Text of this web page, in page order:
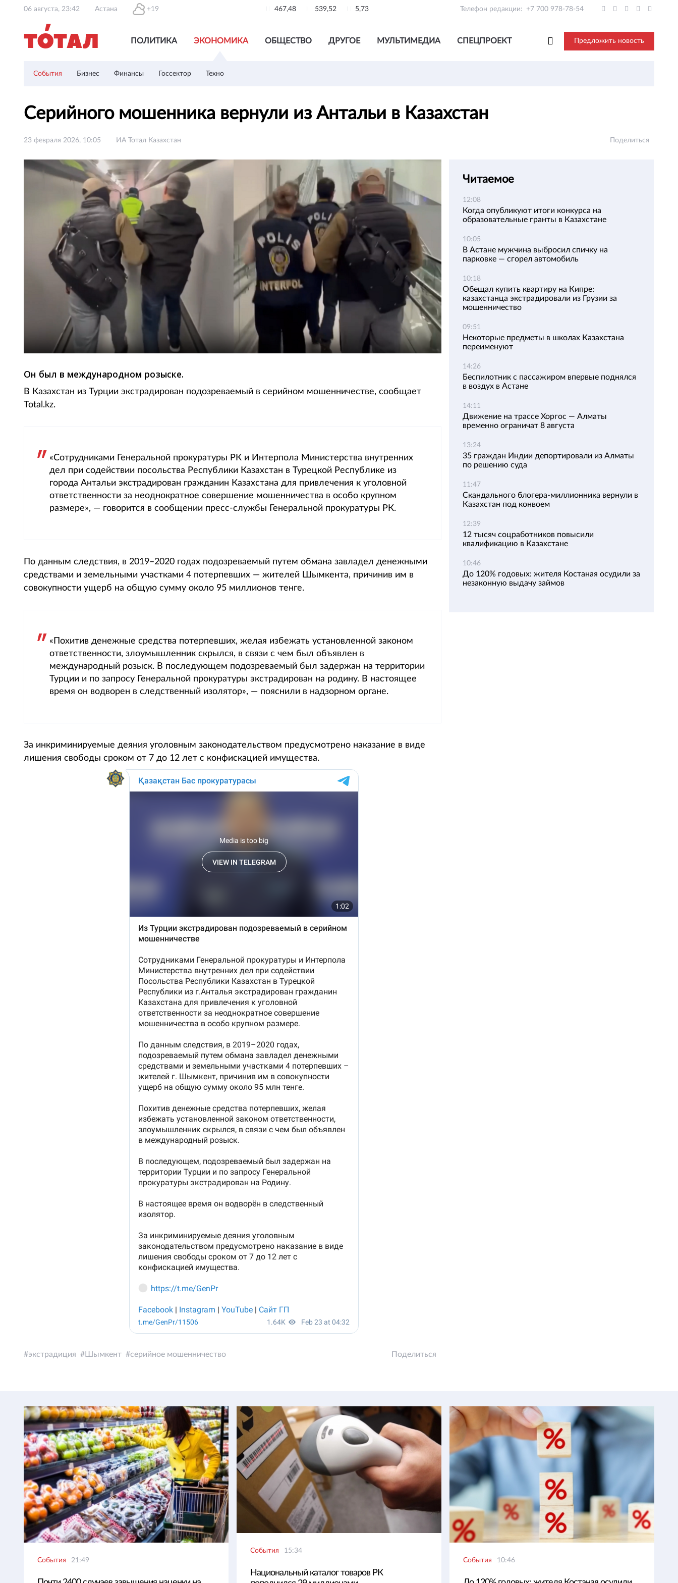
06 августа, 23:42 Астана +19 467,48 539,52 5,73 Телефон редакции: +7 700 978-78-54
ПОЛИТИКА ЭКОНОМИКА ОБЩЕСТВО ДРУГОЕ МУЛЬТИМЕДИА СПЕЦПРОЕКТ Предложить новость
События Бизнес Финансы Госсектор Техно
Серийного мошенника вернули из Антальи в Казахстан
23 февраля 2026, 10:05 ИА Тотал Казахстан Поделиться
Он был в международном розыске.
В Казахстан из Турции экстрадирован подозреваемый в серийном мошенничестве, сообщает
Total.kz.
«Сотрудниками Генеральной прокуратуры РК и Интерпола Министерства внутренних
дел при содействии посольства Республики Казахстан в Турецкой Республике из
города Антальи экстрадирован гражданин Казахстана для привлечения к уголовной
ответственности за неоднократное совершение мошенничества в особо крупном
размере», — говорится в сообщении пресс-службы Генеральной прокуратуры РК.
По данным следствия, в 2019–2020 годах подозреваемый путем обмана завладел денежными
средствами и земельными участками 4 потерпевших — жителей Шымкента, причинив им в
совокупности ущерб на общую сумму около 95 миллионов тенге.
«Похитив денежные средства потерпевших, желая избежать установленной законом
ответственности, злоумышленник скрылся, в связи с чем был объявлен в
международный розыск. В последующем подозреваемый был задержан на территории
Турции и по запросу Генеральной прокуратуры экстрадирован на родину. В настоящее
время он водворен в следственный изолятор», — пояснили в надзорном органе.
За инкриминируемые деяния уголовным законодательством предусмотрено наказание в виде
лишения свободы сроком от 7 до 12 лет с конфискацией имущества.
экстрадиция Шымкент серийное мошенничество Поделиться
Читаемое
12:08
Когда опубликуют итоги конкурса на
образовательные гранты в Казахстане
10:05
В Астане мужчина выбросил спичку на
парковке — сгорел автомобиль
10:18
Обещал купить квартиру на Кипре:
казахстанца экстрадировали из Грузии за
мошенничество
09:51
Некоторые предметы в школах Казахстана
переименуют
14:26
Беспилотник с пассажиром впервые поднялся
в воздух в Астане
14:11
Движение на трассе Хоргос — Алматы
временно ограничат 8 августа
13:24
35 граждан Индии депортировали из Алматы
по решению суда
11:47
Скандального блогера-миллионника вернули в
Казахстан под конвоем
12:39
12 тысяч соцработников повысили
квалификацию в Казахстане
10:46
До 120% годовых: жителя Костаная осудили за
незаконную выдачу займов
События 21:49
События 15:34
Национальный каталог товаров РК
События 10:46